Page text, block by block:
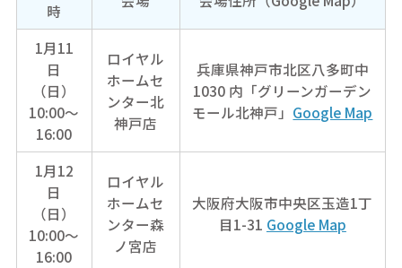
時
1月11
日
（日）
10:00～
16:00
ロイヤル
ホームセ
ンター北
神戸店
兵庫県神戸市北区八多町中
1030 内「グリーンガーデン
モール北神戸」 Google Map
1月12
日
（日）
10:00～
16:00
ロイヤル
ホームセ
ンター森
ノ宮店
大阪府大阪市中央区玉造1丁
目1-31 Google Map